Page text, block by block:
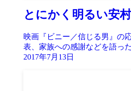
とにかく明るい安
映画『ビニー／信じる男』の
表、家族への感謝などを語った
2017年7月13日